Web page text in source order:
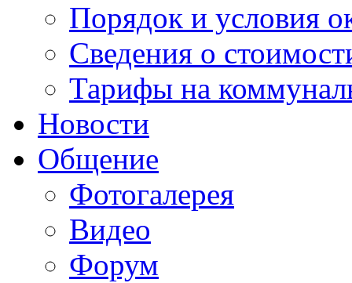
Порядок и условия
Сведения о
Тарифы на
Новости
Общение
Фотогалерея
Видео
Форум